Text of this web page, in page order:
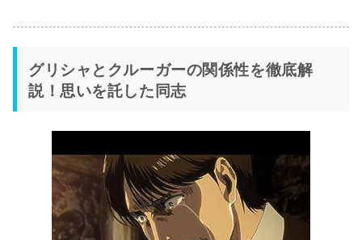
グリシャとクルーガーの関係性を徹底解
説！思いを託した同志